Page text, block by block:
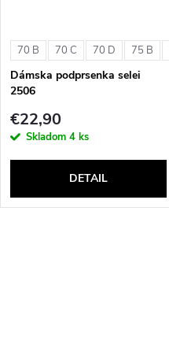
70 B 70 C 70 D 75 B
Dámska podprsenka selei
2506
€22,90
Skladom 4 ks
DETAIL